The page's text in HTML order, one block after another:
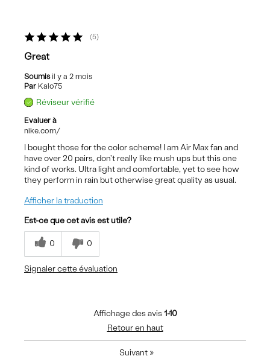
5
Great
Soumisil y a 2 mois
Par Kalo75
Réviseur vérifié
Evaluer à
nike.com/
I bought those for the color scheme! I am Air Max fan and
have over 20 pairs, don't really like mush ups but this one
kind of works. Ultra light and comfortable, yet to see how
they perform in rain but otherwise great quality as usual.
Afficher la traduction
Est-ce que cet avis est utile?
0 0
Signaler cette évaluation
Affichage des avis1-10
Retour en haut
Suivant »